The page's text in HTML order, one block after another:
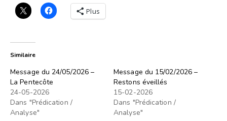
Plus
Similaire
Message du 24/05/2026 –
La Pentecôte
24-05-2026
Dans "Prédication /
Analyse"
Message du 15/02/2026 –
Restons éveillés
15-02-2026
Dans "Prédication /
Analyse"